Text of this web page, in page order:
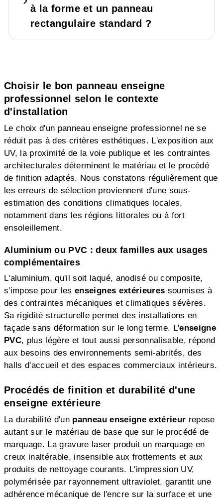
à la forme et un panneau
rectangulaire standard ?
Choisir le bon panneau enseigne
professionnel selon le contexte
d'installation
Le choix d'un panneau enseigne professionnel ne se
réduit pas à des critères esthétiques. L'exposition aux
UV, la proximité de la voie publique et les contraintes
architecturales déterminent le matériau et le procédé
de finition adaptés. Nous constatons régulièrement que
les erreurs de sélection proviennent d'une sous-
estimation des conditions climatiques locales,
notamment dans les régions littorales ou à fort
ensoleillement.
Aluminium ou PVC : deux familles aux usages
complémentaires
L'aluminium, qu'il soit laqué, anodisé ou composite,
s'impose pour lesenseignes extérieures soumises à
des contraintes mécaniques et climatiques sévères.
Sa rigidité structurelle permet des installations en
façade sans déformation sur le long terme. L'enseigne
PVC, plus légère et tout aussi personnalisable, répond
aux besoins des environnements semi-abrités, des
halls d'accueil et des espaces commerciaux intérieurs.
Procédés de finition et durabilité d'une
enseigne extérieure
La durabilité d'un panneau enseigne extérieur repose
autant sur le matériau de base que sur le procédé de
marquage. La gravure laser produit un marquage en
creux inaltérable, insensible aux frottements et aux
produits de nettoyage courants. L'impression UV,
polymérisée par rayonnement ultraviolet, garantit une
adhérence mécanique de l'encre sur la surface et une